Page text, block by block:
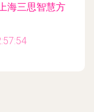
海三思智慧方